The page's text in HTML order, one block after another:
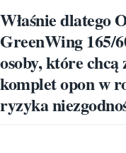
Właśnie dlatego
GreenWing 165/
osoby, które
komplet opon w
ryzyka